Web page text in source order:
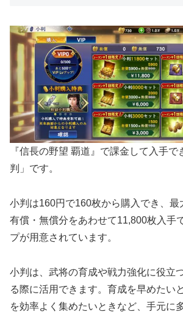
『信長の野望 覇道』で課金して入手
判」です。
小判は160円で160枚から購入でき、最
有償・無償分をあわせて11,800枚入手
プが用意されています。
小判は、武将の育成や戦力強化に役立
る際に活用できます。育成を早めたい
を効率よく集めたいときなど、手元に